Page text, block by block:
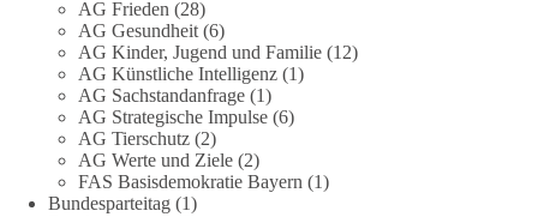
dieBasis fordert deshalb weiterhin eine unabhängige,
vollständige und transparente Aufarbeitung der Corona-Politik.
Ohne Denkverbote, ohne Vorverurteilungen und ohne Tabus.
Quellen:
https://apnews.com/article/fauci-diaries-covid-origins-
rand-paul-6b25da9f75a0becbaf2886ab22643e67
https://www.tichyseinblick.de/kolumnen/aus-aller-welt/usa-
tagebuch-fauci-corona-impfung/
AG Frieden (28)
AG Gesundheit (6)
AG Kinder, Jugend und Familie (12)
AG Künstliche Intelligenz (1)
AG Sachstandanfrage (1)
AG Strategische Impulse (6)
AG Tierschutz (2)
AG Werte und Ziele (2)
FAS Basisdemokratie Bayern (1)
Bundesparteitag (1)